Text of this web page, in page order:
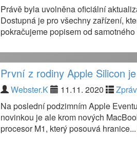
Právě byla uvolněna oficiální
Dostupná je pro všechny zařízení,
pokračujeme popisem od samotného
První z rodiny Apple Silicon
Webster.K 11.11. 2020
Na poslední podzimním Apple
novinkou je ale krom nových
procesor M1, který posouvá hranice...